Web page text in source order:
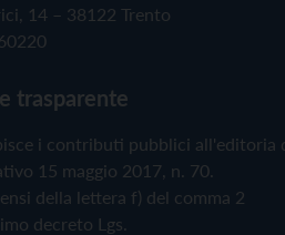
14 – 38122 Trento
trasparente
i contributi pubblici all'editoria
15 maggio 2017, n. 70.
della lettera f) del comma 2
decreto Lgs.